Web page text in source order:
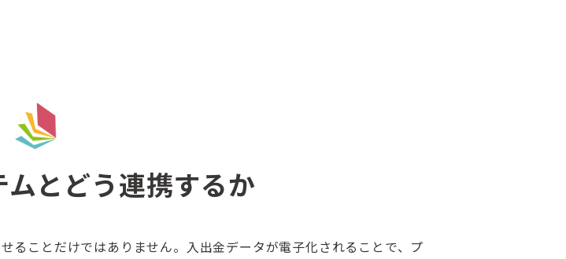
とどう連携するか
ることだけではありません。入出金データが電子化されることで、プ